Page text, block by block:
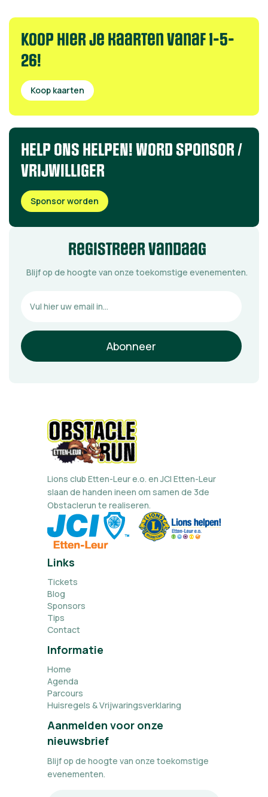
Koop hier je kaarten Vanaf 1-5-
26!
Koop kaarten
HELP ONS HELPEN! word sponsor /
VRIJWILLIGER
Sponsor worden
registreer vandaag
Blijf op de hoogte van onze toekomstige evenementen.
Lions club Etten-Leur e.o. en JCI Etten-Leur
slaan de handen ineen om samen de 3de
Obstaclerun te realiseren.
Links
Tickets
Blog
Sponsors
Tips
Contact
Informatie
Home
Agenda
Parcours
Huisregels & Vrijwaringsverklaring
Aanmelden voor onze
nieuwsbrief
Blijf op de hoogte van onze toekomstige
evenementen.